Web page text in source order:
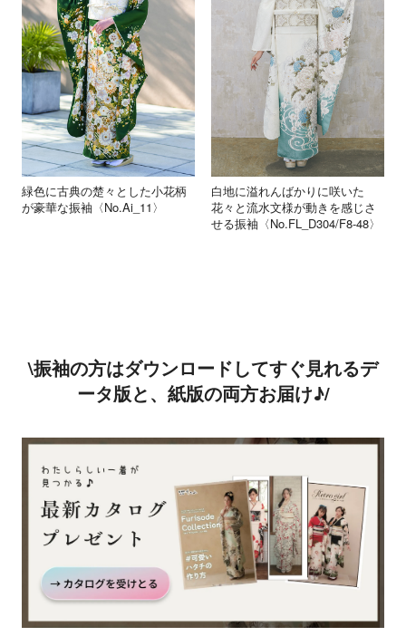
緑色に古典の楚々とした小花柄
が豪華な振袖〈No.Ai_11〉
白地に溢れんばかりに咲いた
花々と流水文様が動きを感じさ
せる振袖〈No.FL_D304/F8-48〉
\振袖の方はダウンロードしてすぐ見れるデ
ータ版と、紙版の両方お届け♪/